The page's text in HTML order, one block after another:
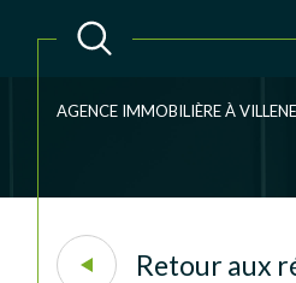
AGENCE IMMOBILIÈRE À
Retour aux